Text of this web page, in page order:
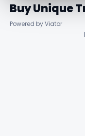
Buy Unique
Powered by Viator